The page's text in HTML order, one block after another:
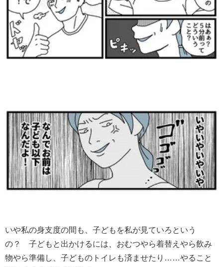
いや私の身支度の間も、子どもを私が見ていろという
の？ 子どもと出かけるには、おむつやら着替えやら飲み
物やら準備し、子どものトイレも済ませたり……やること